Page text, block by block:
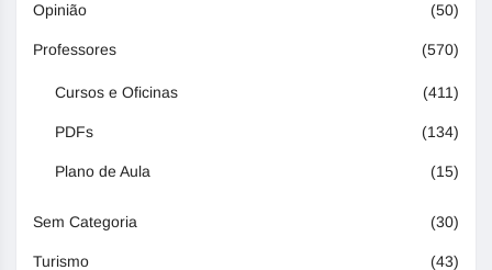
Opinião (50)
Professores (570)
Cursos e Oficinas (411)
PDFs (134)
Plano de Aula (15)
Sem Categoria (30)
Turismo (43)